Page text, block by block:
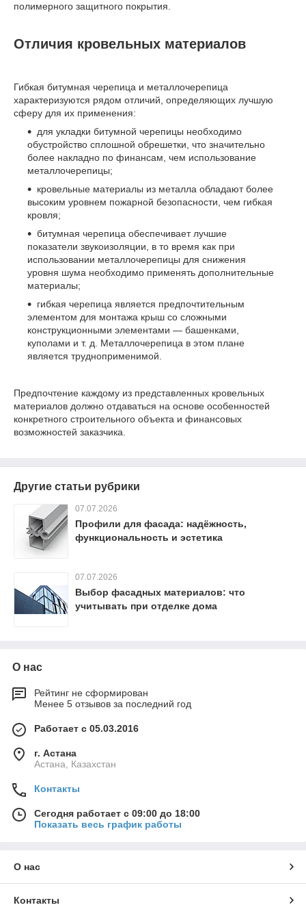
полимерного защитного покрытия.
Отличия кровельных материалов
Гибкая битумная черепица и металлочерепица
характеризуются рядом отличий, определяющих лучшую
сферу для их применения:
для укладки битумной черепицы необходимо
обустройство сплошной обрешетки, что значительно
более накладно по финансам, чем использование
металлочерепицы;
кровельные материалы из металла обладают более
высоким уровнем пожарной безопасности, чем гибкая
кровля;
битумная черепица обеспечивает лучшие
показатели звукоизоляции, в то время как при
использовании металлочерепицы для снижения
уровня шума необходимо применять дополнительные
материалы;
гибкая черепица является предпочтительным
элементом для монтажа крыш со сложными
конструкционными элементами — башенками,
куполами и т. д. Металлочерепица в этом плане
является трудноприменимой.
Предпочтение каждому из представленных кровельных
материалов должно отдаваться на основе особенностей
конкретного строительного объекта и финансовых
возможностей заказчика.
Другие статьи рубрики
07.07.2026
Профили для фасада: надёжность,
функциональность и эстетика
07.07.2026
Выбор фасадных материалов: что
учитывать при отделке дома
О нас
Рейтинг не сформирован
Менее 5 отзывов за последний год
Работает с 05.03.2016
г. Астана
Астана, Казахстан
Контакты
Сегодня работает с 09:00 до 18:00
Показать весь график работы
О нас
Контакты